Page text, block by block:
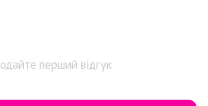
перший відгук